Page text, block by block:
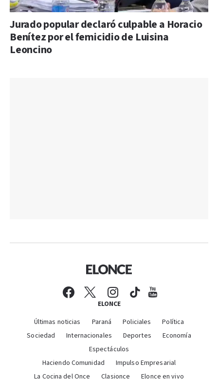
Jurado popular declaró culpable a Horacio
Benítez por el femicidio de Luisina
Leoncino
ELONCE
Últimas noticias Paraná Policiales
Política
Sociedad
Internacionales Deportes
Economía
Espectáculos
Haciendo Comunidad
Impulso Empresarial
La Cocina del Once
Clasionce Elonce en vivo